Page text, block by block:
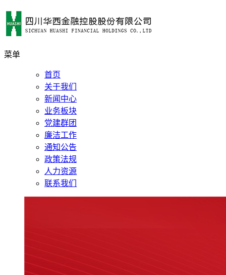
菜单
首页
关于我们
新闻中心
业务板块
党建群团
廉洁工作
通知公告
政策法规
人力资源
联系我们